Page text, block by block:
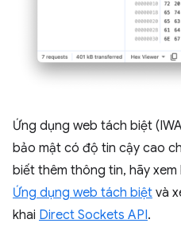
Ứng dụng web tách biệt
bảo mật có độ tin cậy cao
biết thêm thông tin, hãy xem
Ứng dụng web tách biệt và
khai Direct Sockets API.